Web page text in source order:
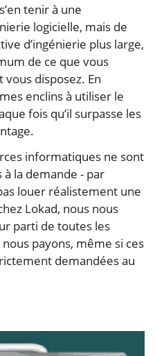
tenir à une
logicielle, mais de
d’ingénierie plus large,
de ce que vous
disposez. En
enclins à utiliser le
fois qu’il surpasse les
informatiques ne sont
la demande - par
louer réalistement une
Lokad, nous nous
parti de toutes les
payons, même si ces
demandées au